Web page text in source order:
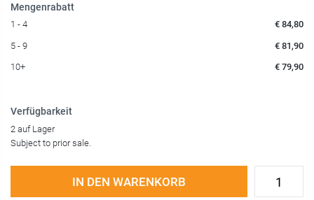
Mengenrabatt
1 - 4 € 84,80
5 - 9 € 81,90
10+ € 79,90
Verfügbarkeit
2 auf Lager
Subject to prior sale.
IN DEN WARENKORB